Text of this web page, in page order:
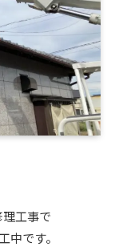
工事で
中です。